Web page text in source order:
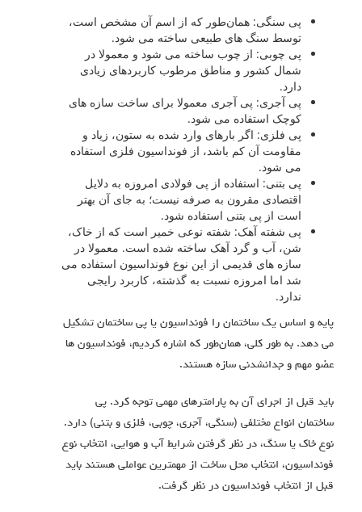
پی سنگی: همان‌طور که از اسم آن مشخص است،
توسط سنگ‌ های طبیعی ساخته می‌ شود.
پی چوبی: از چوب ساخته می‌ شود و معمولا در
شمال کشور و مناطق مرطوب کاربردهای زیادی
دارد.
پی آجری: پی آجری معمولا برای ساخت سازه‌ های
کوچک استفاده می‌ شود.
پی فلزی: اگر بارهای وارد شده به ستون، زیاد و
مقاومت آن کم باشد، از فونداسیون فلزی استفاده
می‌ شود.
پی بتنی: استفاده از پی فولادی امروزه به دلایل
اقتصادی مقرون به صرفه نیست؛ به جای آن بهتر
است از پی بتنی استفاده شود.
پی شفته‌ آهک: شفته نوعی خمیر است که از خاک،
شن، آب و گرد آهک ساخته شده است. معمولا در
سازه‌ های قدیمی از این نوع فونداسیون استفاده می‌
شد اما امروزه نسبت به گذشته، کاربرد رایجی
ندارد.
پایه و اساس یک ساختمان را فونداسیون یا پی ساختمان تشکیل
می‌ دهد. به طور کلی، همان‌طور که اشاره کردیم، فونداسیون ها
عضو مهم و جدانشدنی سازه هستند.
باید قبل از اجرای آن به پارامترهای مهمی توجه کرد. پی
ساختمان انواع مختلفی (سنگی، آجری، چوبی، فلزی و بتنی) دارد.
نوع خاک یا سنگ، در نظر گرفتن شرایط آب و هوایی، انتخاب نوع
فونداسیون، انتخاب محل ساخت از مهمترین عواملی هستند باید
قبل از انتخاب فونداسیون در نظر گرفت.